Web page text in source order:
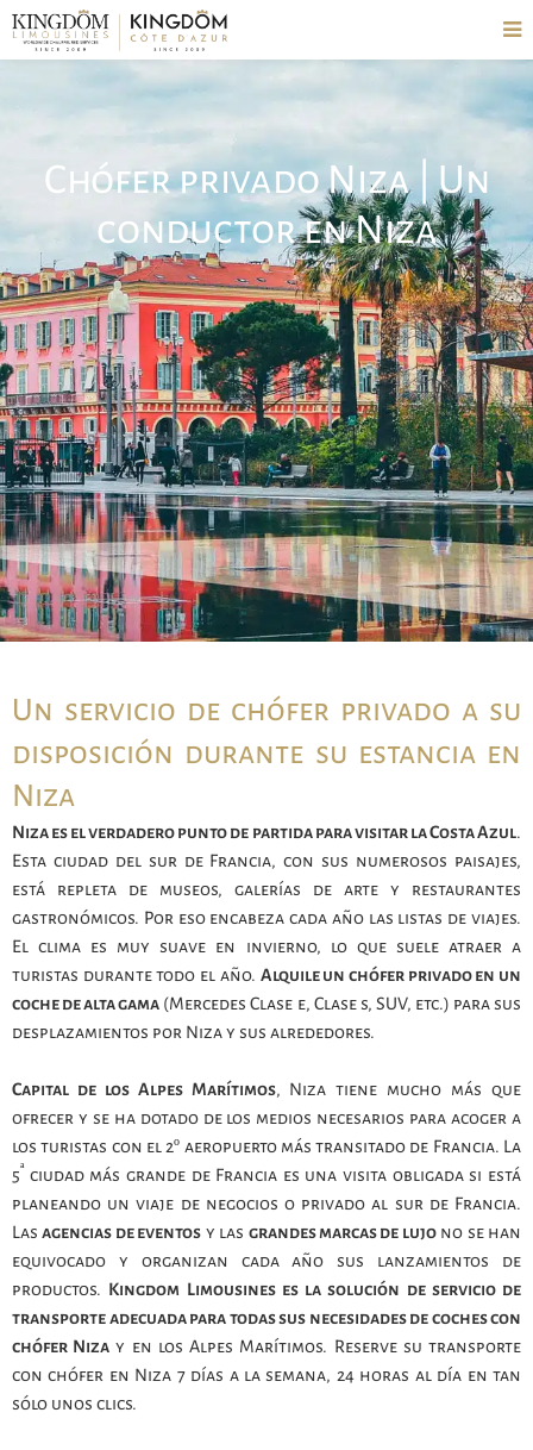
Chófer privado Niza | Un
conductor en Niza
Un servicio de chófer privado a su
disposición durante su estancia en
Niza
Niza es el verdadero punto de partida para visitar la Costa Azul.
Esta ciudad del sur de Francia, con sus numerosos paisajes,
está repleta de museos, galerías de arte y restaurantes
gastronómicos. Por eso encabeza cada año las listas de viajes.
El clima es muy suave en invierno, lo que suele atraer a
turistas durante todo el año. Alquile un chófer privado en un
coche de alta gama (Mercedes Clase e, Clase s, SUV, etc.) para sus
desplazamientos por Niza y sus alrededores.
Capital de los Alpes Marítimos, Niza tiene mucho más que
ofrecer y se ha dotado de los medios necesarios para acoger a
los turistas con el 2º aeropuerto más transitado de Francia. La
5ª ciudad más grande de Francia es una visita obligada si está
planeando un viaje de negocios o privado al sur de Francia.
Lasagencias de eventos y las grandes marcas de lujono se han
equivocado y organizan cada año sus lanzamientos de
productos. Kingdom Limousines es la solución de servicio de
transporte adecuada para todas sus necesidades de coches con
chófer Niza y en los Alpes Marítimos. Reserve su transporte
con chófer en Niza 7 días a la semana, 24 horas al día en tan
sólo unos clics.